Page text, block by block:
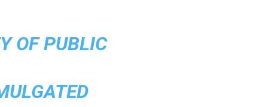
OF PUBLIC